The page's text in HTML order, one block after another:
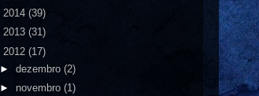
2014 (39)
2013 (31)
2012 (17)
► dezembro (2)
► novembro (1)